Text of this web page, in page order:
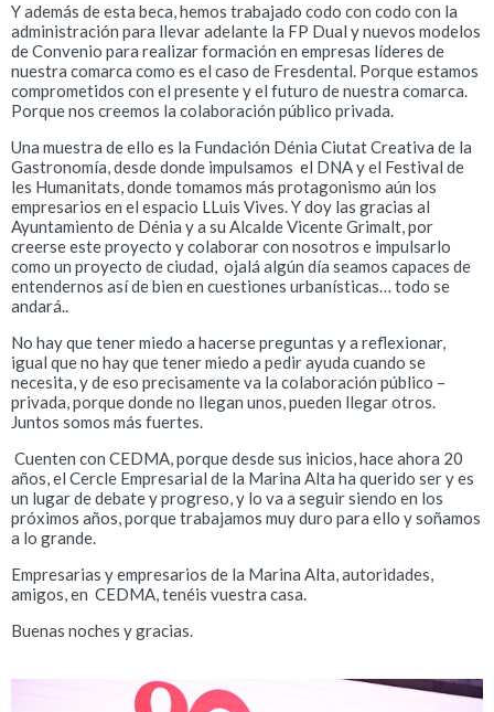
Y además de esta beca, hemos trabajado codo con codo con la
administración para llevar adelante la FP Dual y nuevos modelos
de Convenio para realizar formación en empresas líderes de
nuestra comarca como es el caso de Fresdental. Porque estamos
comprometidos con el presente y el futuro de nuestra comarca.
Porque nos creemos la colaboración público privada.
Una muestra de ello es la Fundación Dénia Ciutat Creativa de la
Gastronomía, desde donde impulsamos el DNA y el Festival de
les Humanitats, donde tomamos más protagonismo aún los
empresarios en el espacio LLuis Vives. Y doy las gracias al
Ayuntamiento de Dénia y a su Alcalde Vicente Grimalt, por
creerse este proyecto y colaborar con nosotros e impulsarlo
como un proyecto de ciudad, ojalá algún día seamos capaces de
entendernos así de bien en cuestiones urbanísticas… todo se
andará..
No hay que tener miedo a hacerse preguntas y a reflexionar,
igual que no hay que tener miedo a pedir ayuda cuando se
necesita, y de eso precisamente va la colaboración público –
privada, porque donde no llegan unos, pueden llegar otros.
Juntos somos más fuertes.
Cuenten con CEDMA, porque desde sus inicios, hace ahora 20
años, el Cercle Empresarial de la Marina Alta ha querido ser y es
un lugar de debate y progreso, y lo va a seguir siendo en los
próximos años, porque trabajamos muy duro para ello y soñamos
a lo grande.
Empresarias y empresarios de la Marina Alta, autoridades,
amigos, en CEDMA, tenéis vuestra casa.
Buenas noches y gracias.